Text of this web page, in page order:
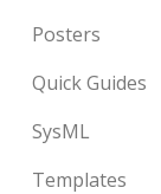
Posters
Quick Guides
SysML
Templates